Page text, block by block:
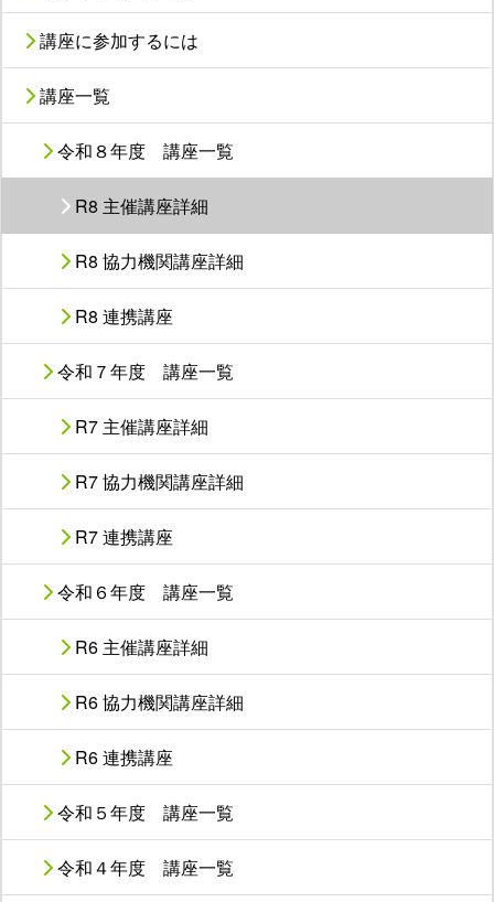
講座に参加するには
講座一覧
令和８年度 講座一覧
R8 主催講座詳細
R8 協力機関講座詳細
R8 連携講座
令和７年度 講座一覧
R7 主催講座詳細
R7 協力機関講座詳細
R7 連携講座
令和６年度 講座一覧
R6 主催講座詳細
R6 協力機関講座詳細
R6 連携講座
令和５年度 講座一覧
令和４年度 講座一覧